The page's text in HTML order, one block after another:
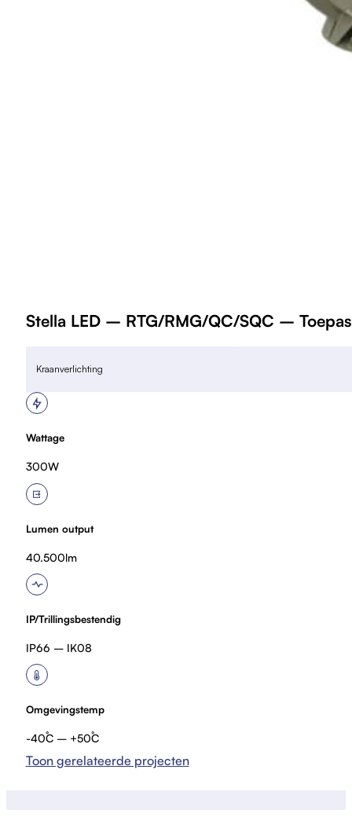
Stella LED – RTG/RMG/QC/SQC –
Kraanverlichting
Wattage
300W
Lumen output
40.500lm
IP/Trillingsbestendig
IP66 – IK08
Omgevingstemp
-40˚C – +50˚C
Toon gerelateerde projecten